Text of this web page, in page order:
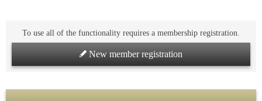
To use all of the functionality requires a membership registration.
New member registration